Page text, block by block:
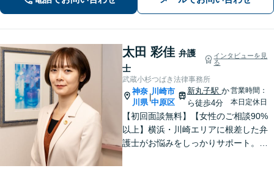
ので安心してお任せください。【WEB
太田 彩佳 弁護
士
インタビューを見
る
武蔵小杉つばき法律事務所
神奈
川県
|
川崎市
中原区
新丸子駅か
ら徒歩4分
営業時間：
本日定休日
【初回面談無料】【女性のご相談90%
以上】横浜・川崎エリアに根差した弁
護士がお悩みをしっかりサポート。明